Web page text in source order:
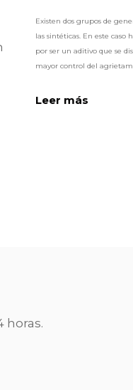
Existen dos grupos de
las sintéticas. En este caso
por ser un aditivo que se
mayor control del
Leer más
horas.